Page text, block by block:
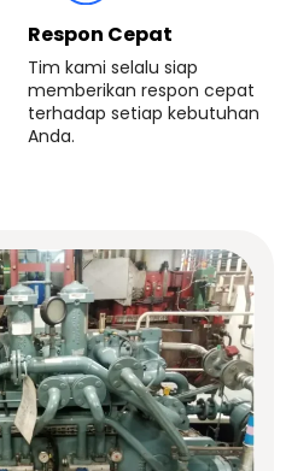
Respon Cepat
Tim kami selalu siap
memberikan respon cepat
terhadap setiap kebutuhan
Anda.